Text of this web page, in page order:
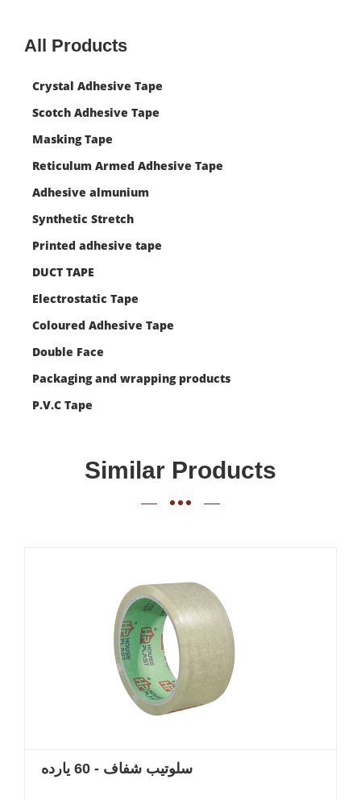
All Products
Crystal Adhesive Tape
Scotch Adhesive Tape
Masking Tape
Reticulum Armed Adhesive Tape
Adhesive almunium
Synthetic Stretch
Printed adhesive tape
DUCT TAPE
Electrostatic Tape
Coloured Adhesive Tape
Double Face
Packaging and wrapping products
P.V.C Tape
Similar Products
سلوتيب شفاف - 60 يارده